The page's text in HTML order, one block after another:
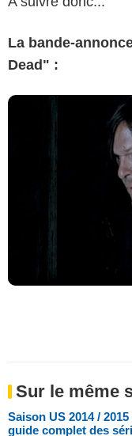
La bande-
Dead" :
Sur le même
Saison US 2014 /
guide complet des